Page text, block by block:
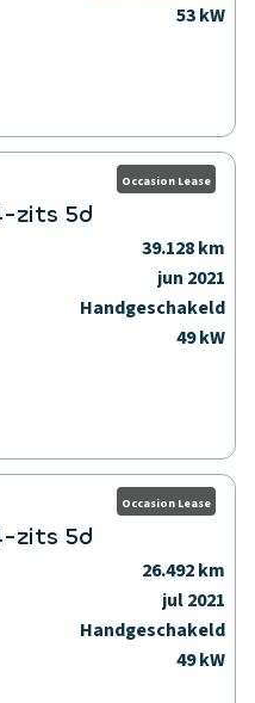
53 kW
Occasion Lease
zits 5d
39.128 km
jun 2021
Handgeschakeld
49 kW
Occasion Lease
zits 5d
26.492 km
jul 2021
Handgeschakeld
49 kW